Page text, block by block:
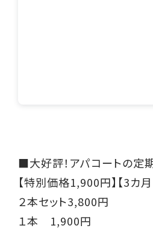
■大好評！アパコートの定
【特別価格1,900円】【3カ
２本セット3,800円
１本 1,900円